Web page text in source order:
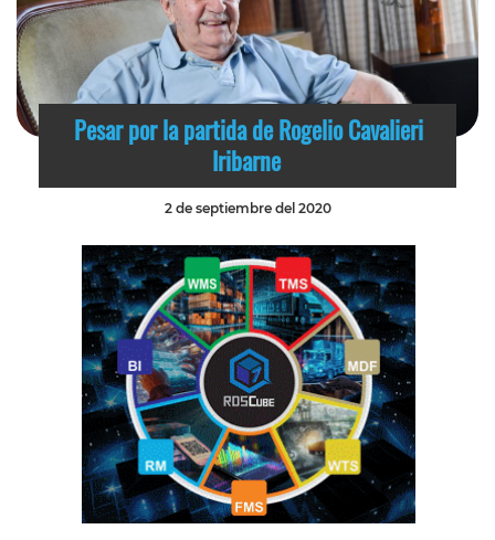
Pesar por la partida de Rogelio Cavalieri
Iribarne
2 de septiembre del 2020